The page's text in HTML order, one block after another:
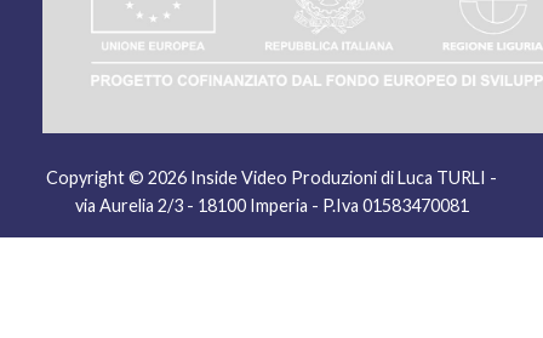
Copyright © 2026 Inside Video Produzionidi Luca TURLI -
via Aurelia 2/3 - 18100 Imperia - P.Iva 01583470081